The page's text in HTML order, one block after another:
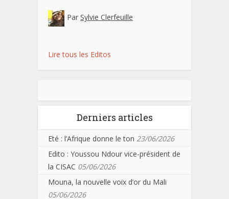
Par Sylvie Clerfeuille
Lire tous les Editos
Derniers articles
Eté : l’Afrique donne le ton 23/06/2026
Edito : Youssou Ndour vice-président de
la CISAC 05/06/2026
Mouna, la nouvelle voix d’or du Mali
05/06/2026